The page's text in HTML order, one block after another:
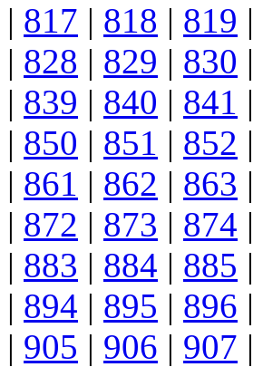
| 817 | 818 | 819 |
| 828 | 829 | 830 |
| 839 | 840 | 841 |
| 850 | 851 | 852 |
| 861 | 862 | 863 |
| 872 | 873 | 874 |
| 883 | 884 | 885 |
| 894 | 895 | 896 |
| 905 | 906 | 907 |